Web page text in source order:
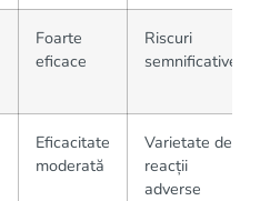
Foarte
eficace
Riscuri
semnificative
Eficacitate
moderată
Varietate de
reacții
adverse